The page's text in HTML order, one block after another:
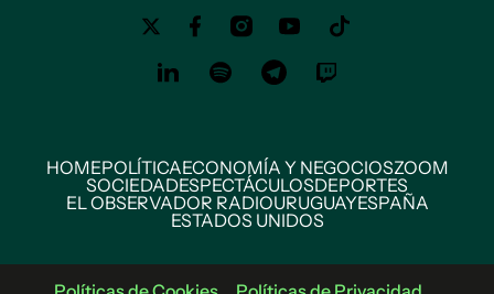
HOMEPOLÍTICAECONOMÍA Y NEGOCIOSZOOM
SOCIEDADESPECTÁCULOSDEPORTES
EL OBSERVADOR RADIOURUGUAYESPAÑA
ESTADOS UNIDOS